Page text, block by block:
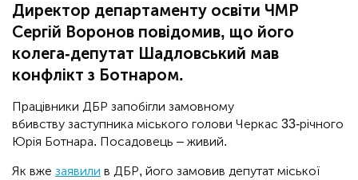
Директор департаменту освіти ЧМР
Сергій Воронов повідомив, що його
колега-депутат Шадловський мав
конфлікт з Ботнаром.
Працівники ДБР запобігли замовному
вбивству заступника міського голови Черкас 33-річного
Юрія Ботнара. Посадовець – живий.
Як вже заявили в ДБР, його замовив депутат міської